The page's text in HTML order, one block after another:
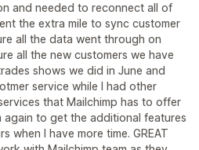
and needed to reconnect all of
the extra mile to sync customer
all the data went through on
all the new customers we have
shows we did in June and
service while I had other
that Mailchimp has to offer
again to get the additional features
when I have more time. GREAT